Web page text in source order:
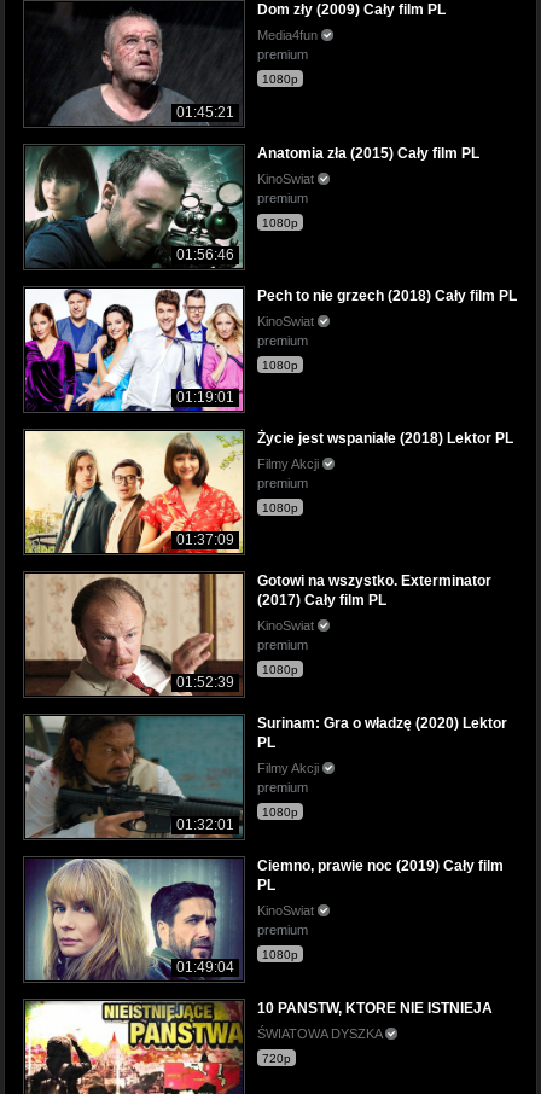
01:45:21
Dom zły (2009) Cały film PL
Media4fun
premium
1080p
01:56:46
Anatomia zła (2015) Cały film PL
KinoSwiat
premium
1080p
01:19:01
Pech to nie grzech (2018) Cały film PL
KinoSwiat
premium
1080p
01:37:09
Życie jest wspaniałe (2018) Lektor PL
Filmy Akcji
premium
1080p
01:52:39
Gotowi na wszystko. Exterminator
(2017) Cały film PL
KinoSwiat
premium
1080p
01:32:01
Surinam: Gra o władzę (2020) Lektor
PL
Filmy Akcji
premium
1080p
01:49:04
Ciemno, prawie noc (2019) Cały film
PL
KinoSwiat
premium
1080p
10 PANSTW, KTORE NIE ISTNIEJA
ŚWIATOWA DYSZKA
720p